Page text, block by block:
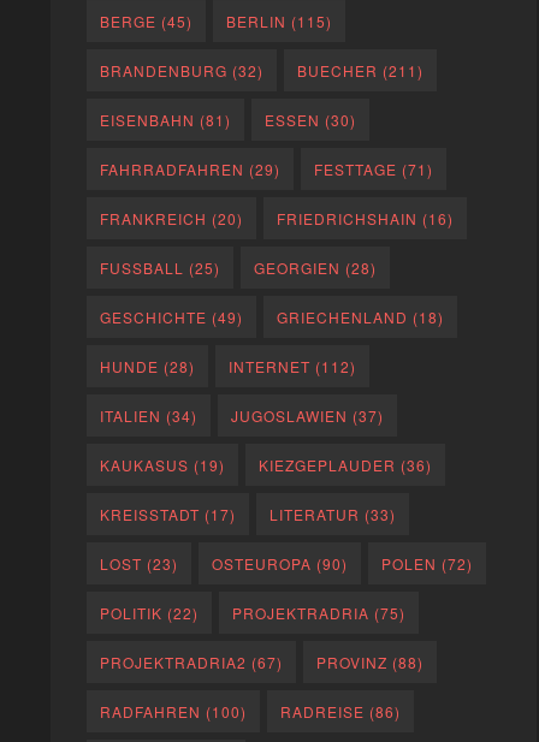
BERGE (45) BERLIN (115)
BRANDENBURG (32) BUECHER (211)
EISENBAHN (81) ESSEN (30)
FAHRRADFAHREN (29) FESTTAGE (71)
FRANKREICH (20) FRIEDRICHSHAIN (16)
FUSSBALL (25) GEORGIEN (28)
GESCHICHTE (49) GRIECHENLAND (18)
HUNDE (28) INTERNET (112)
ITALIEN (34) JUGOSLAWIEN (37)
KAUKASUS (19) KIEZGEPLAUDER (36)
KREISSTADT (17) LITERATUR (33)
LOST (23) OSTEUROPA (90) POLEN (72)
POLITIK (22) PROJEKTRADRIA (75)
PROJEKTRADRIA2 (67) PROVINZ (88)
RADFAHREN (100) RADREISE (86)